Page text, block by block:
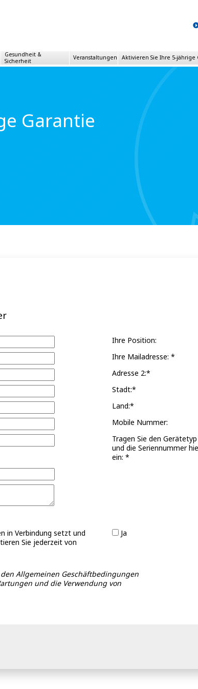
Gesundheit &
Sicherheit
Veranstaltungen Aktivieren Sie Ihre 5-jährige
Garantie
Ihre Position:
Ihre Mailadresse: *
Adresse 2:*
Stadt:*
Land:*
Mobile Nummer:
Tragen Sie den Gerätetyp
und die Seriennummer
ein: *
in Verbindung setzt und
Sie jederzeit von
Ja
Allgemeinen Geschäftbedingungen
und die Verwendung von